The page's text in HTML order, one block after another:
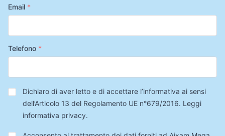
Email *
Telefono *
Privacy*
Dichiaro di aver letto e di accettare l’informativa ai sensi
dell’Articolo 13 del Regolamento UE n°679/2016. Leggi
informativa privacy.
Trattamento